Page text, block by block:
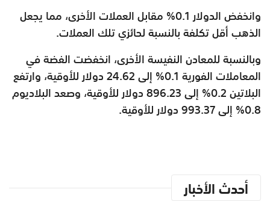
وانخفض الدولار 0.1% مقابل العملات الأخرى، مما يجعل
الذهب أقل تكلفة بالنسبة لحائزي تلك العملات.
وبالنسبة للمعادن النفيسة الأخرى، انخفضت الفضة في
المعاملات الفورية 0.1% إلى 24.62 دولار للأوقية، وارتفع
البلاتين 0.2% إلى 896.23 دولار للأوقية، وصعد البلاديوم
0.8% إلى 993.37 دولار للأوقية.
أحدث الأخبار